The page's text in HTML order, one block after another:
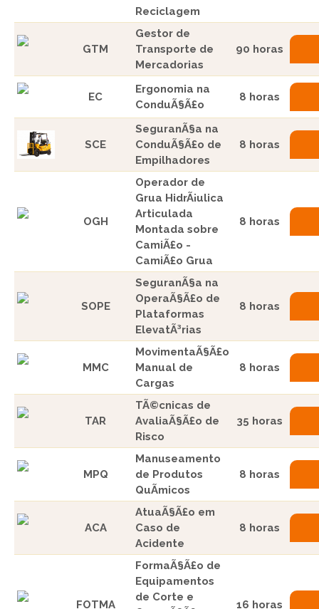
Reciclagem
GTM
Gestor de
Transporte de
Mercadorias
90 horas
EC
Ergonomia na
ConduÃ§Ã£o
8 horas
SCE
SeguranÃ§a na
ConduÃ§Ã£o de
Empilhadores
8 horas
OGH
Operador de
Grua HidrÃ¡ulica
Articulada
Montada sobre
CamiÃ£o -
CamiÃ£o Grua
8 horas
SOPE
SeguranÃ§a na
OperaÃ§Ã£o de
Plataformas
ElevatÃ³rias
8 horas
MMC
MovimentaÃ§Ã£o
Manual de
Cargas
8 horas
TAR
TÃ©cnicas de
AvaliaÃ§Ã£o de
Risco
35 horas
MPQ
Manuseamento
de Produtos
QuÃ­micos
8 horas
ACA
AtuaÃ§Ã£o em
Caso de
Acidente
8 horas
FOTMA
FormaÃ§Ã£o de
Equipamentos
de Corte e
16 horas